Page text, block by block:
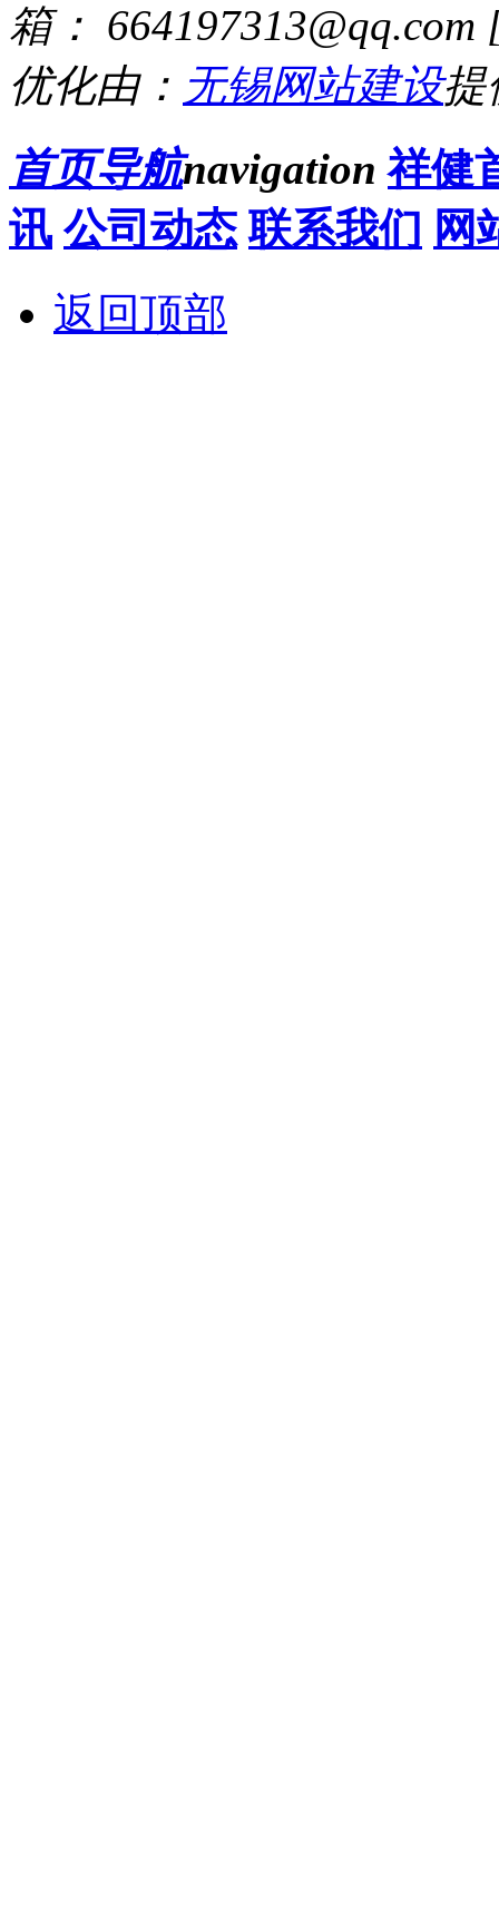
箱： 664197313@qq.com
优化由： 无锡网站建设提
首页导航navigation 祥健
讯 公司动态 联系我们 网
返回顶部